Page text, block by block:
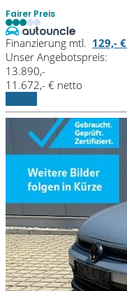
Fairer Preis
Finanzierung mtl. 129,- €
Unser Angebotspreis:
13.890,-
11.672,- € netto